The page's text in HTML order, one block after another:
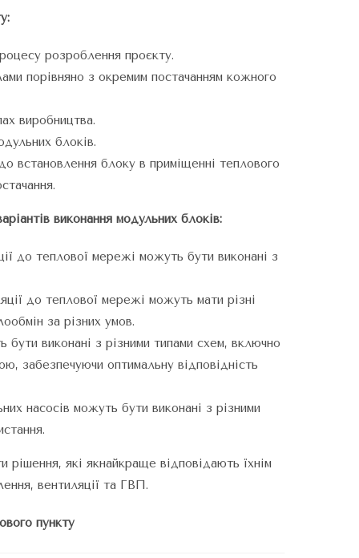
розроблення проєкту.
порівняно з окремим постачанням кожного
виробництва.
блоків.
встановлення блоку в приміщенні теплового
виконання модульних блоків:
до теплової мережі можуть бути виконані з
до теплової мережі можуть мати різні
за різних умов.
виконані з різними типами схем, включно
забезпечуючи оптимальну відповідність
насосів можуть бути виконані з різними
рішення, які якнайкраще відповідають їхнім
вентиляції та ГВП.
пункту